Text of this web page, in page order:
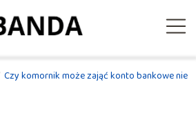
Czy komornik może zająć konto bankowe nie